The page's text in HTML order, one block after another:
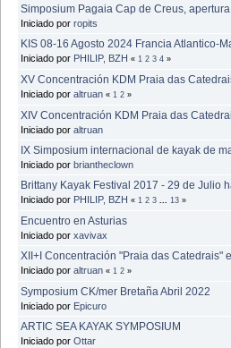
Simposium Pagaia Cap de Creus,
Iniciado por ropits
KIS 08-16 Agosto 2024 Francia Atlantico-
Iniciado por PHILIP, BZH « 1 2 3 4 »
XV Concentración KDM Praia das
Iniciado por altruan « 1 2 »
XIV Concentración KDM Praia das
Iniciado por altruan
IX Simposium internacional de kayak de
Iniciado por briantheclown
Brittany Kayak Festival 2017 - 29 de Julio
Iniciado por PHILIP, BZH « 1 2 3 ... 13 »
Encuentro en Asturias
Iniciado por xavivax
XII+I Concentración "Praia das Catedrais"
Iniciado por altruan « 1 2 »
Symposium CK/mer Bretaña Abril 2022
Iniciado por Epicuro
ARTIC SEA KAYAK SYMPOSIUM
Iniciado por Ottar